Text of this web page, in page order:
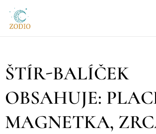
ŠTÍR-BALÍČEK
OBSAHUJE:
MAGNETKA,